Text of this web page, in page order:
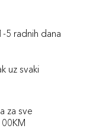
5 radnih dana
uz svaki
za sve